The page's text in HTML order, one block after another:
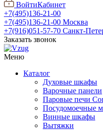
ВойтиКабинет
+7(495)136-21-00‬
+7(495)136-21-00‬ Москва
+7(916)051-57-70 Санкт-
Заказать звонок
Меню
Каталог
Духовые шкафы
Варочные панели
Паровые печи
Посудомоечные
Винные шкафы
Вытяжки